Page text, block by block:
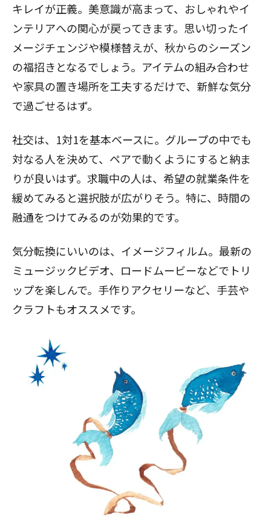
キレイが正義。美意識が高まって、おしゃれやイ
ンテリアへの関心が戻ってきます。思い切ったイ
メージチェンジや模様替えが、秋からのシーズン
の福招きとなるでしょう。アイテムの組み合わせ
や家具の置き場所を工夫するだけで、新鮮な気分
で過ごせるはず。
社交は、1対1を基本ベースに。グループの中でも
対なる人を決めて、ペアで動くようにすると納ま
りが良いはず。求職中の人は、希望の就業条件を
緩めてみると選択肢が広がりそう。特に、時間の
融通をつけてみるのが効果的です。
気分転換にいいのは、イメージフィルム。最新の
ミュージックビデオ、ロードムービーなどでトリ
ップを楽しんで。手作りアクセリーなど、手芸や
クラフトもオススメです。